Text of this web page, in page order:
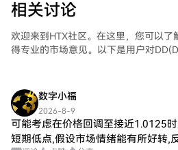
相关讨论
欢迎来到HTX社区。在这里，您可以了
得专业的市场意见。以下是用户对
数字小福
2026-8-9
可能考虑在价格回调至接近1.0125
短期低点,假设市场情绪能有所好转,